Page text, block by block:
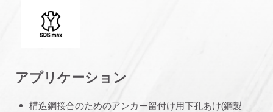
コネクションエンド
アプリケーション
構造鋼接合のためのアンカー留付け用下孔あけ(鋼製